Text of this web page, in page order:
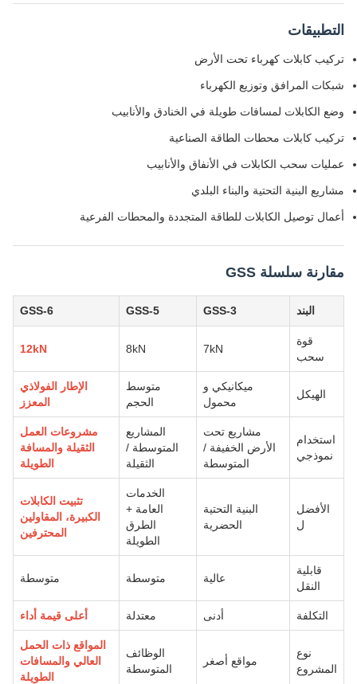
التطبيقات
تركيب كابلات كهرباء تحت الأرض
شبكات المرافق وتوزيع الكهرباء
وضع الكابلات لمسافات طويلة في الخنادق والأنابيب
تركيب كابلات محطات الطاقة الصناعية
عمليات سحب الكابلات في الأنفاق والأنابيب
مشاريع البنية التحتية والبناء البلدي
أعمال توصيل الكابلات للطاقة المتجددة والمحطات الفرعية
مقارنة سلسلة GSS
البند GSS-3
GSS-5
GSS-6
قوة
سحب
7kN
8kN
12kN
الهيكل
ميكانيكي و
محمول
متوسط
الحجم
الإطار الفولاذي
المعزز
استخدام
نموذجي
مشاريع تحت
الأرض الخفيفة /
المتوسطة
المشاريع
المتوسطة /
الثقيلة
مشروعات العمل
الثقيلة والمسافة
الطويلة
الأفضل
ل
البنية التحتية
الحضرية
الخدمات
العامة +
الطرق
الطويلة
تثبيت الكابلات
الكبيرة، المقاولين
المحترفين
قابلية
النقل
عالية متوسطة متوسطة
التكلفة أدنى معتدلة أعلى قيمة أداء
نوع
المشروع
مواقع أصغر
الوظائف
المتوسطة
المواقع ذات الحمل
العالي والمسافات
الطويلة